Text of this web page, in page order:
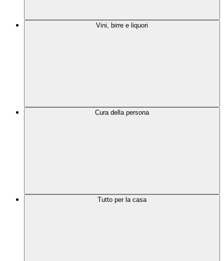
Vini, birre e liquori
Cura della persona
Tutto per la casa